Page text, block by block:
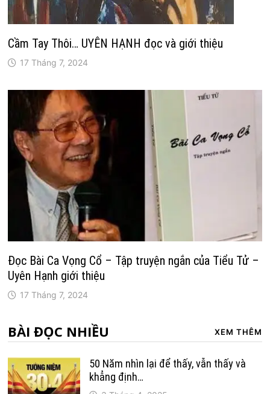
Cầm Tay Thôi… UYÊN HẠNH đọc và giới thiệu
17 Tháng 7, 2024
Đọc Bài Ca Vọng Cổ – Tập truyện ngắn của Tiểu Tử –
Uyên Hạnh giới thiệu
17 Tháng 7, 2024
BÀI ĐỌC NHIỀU XEM THÊM
50 Năm nhìn lại để thấy, vẫn thấy và
khẳng định…